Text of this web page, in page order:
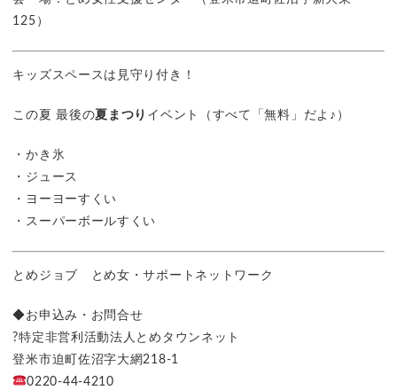
125）
キッズスペースは見守り付き！
この夏 最後の夏まつり イベント（すべて「無料」だよ♪）
・かき氷
・ジュース
・ヨーヨーすくい
・スーパーボールすくい
とめジョブ とめ女・サポートネットワーク
◆お申込み・お問合せ
?特定非営利活動法人とめタウンネット
登米市迫町佐沼字大網218-1
0220-44-4210